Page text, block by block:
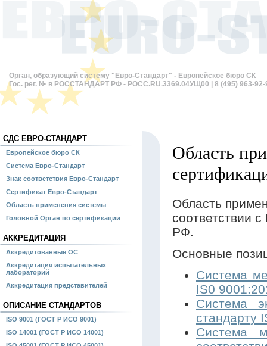
Орган, образующий систему "Евро-Стандарт" - Европейское бюро СК
Гос. рег. № в РОССТАНДАРТ РФ - РОСС.RU.3369.04УЩ00 | 8 (495) 963-92-
СДС ЕВРО-СТАНДАРТ
Европейское бюро СК
Система Евро-Стандарт
Знак соответствия Евро-Стандарт
Сертификат Евро-Стандарт
Область применения системы
Головной Орган по сертификации
АККРЕДИТАЦИЯ
Аккредитованные ОС
Аккредитация испытательных
лабораторий
Аккредитация представителей
ОПИСАНИЕ СТАНДАРТОВ
ISO 9001 (ГОСТ Р ИСО 9001)
ISO 14001 (ГОСТ Р ИСО 14001)
Область
Область
соответствии
РФ.
Основные
Система
IS0
Система
стандарту
Система